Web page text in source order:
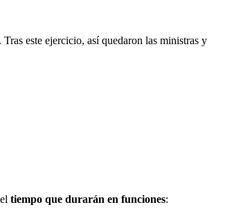
este ejercicio, así quedaron las ministras y
tiempo que durarán en funciones: